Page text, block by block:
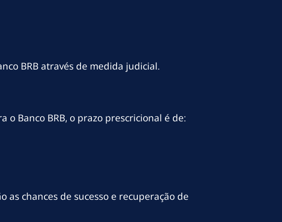
BRB através de medida judicial.
o Banco BRB, o prazo prescricional é de:
as chances de sucesso e recuperação de